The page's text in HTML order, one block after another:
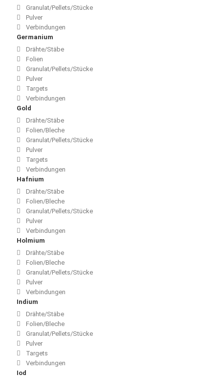
Granulat/Pellets/Stücke
Pulver
Verbindungen
Germanium
Drähte/Stäbe
Folien
Granulat/Pellets/Stücke
Pulver
Targets
Verbindungen
Gold
Drähte/Stäbe
Folien/Bleche
Granulat/Pellets/Stücke
Pulver
Targets
Verbindungen
Hafnium
Drähte/Stäbe
Folien/Bleche
Granulat/Pellets/Stücke
Pulver
Verbindungen
Holmium
Drähte/Stäbe
Folien/Bleche
Granulat/Pellets/Stücke
Pulver
Verbindungen
Indium
Drähte/Stäbe
Folien/Bleche
Granulat/Pellets/Stücke
Pulver
Targets
Verbindungen
Iod